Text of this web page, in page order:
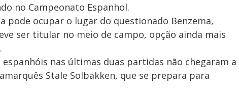
no Campeonato Espanhol.
pode ocupar o lugar do questionado Benzema,
ser titular no meio de campo, opção ainda mais
nas últimas duas partidas não chegaram a
Stale Solbakken, que se prepara para